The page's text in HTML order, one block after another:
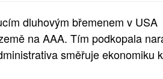
dluhovým břemenem v USA
na AAA. Tím podkopala
směřuje ekonomiku k